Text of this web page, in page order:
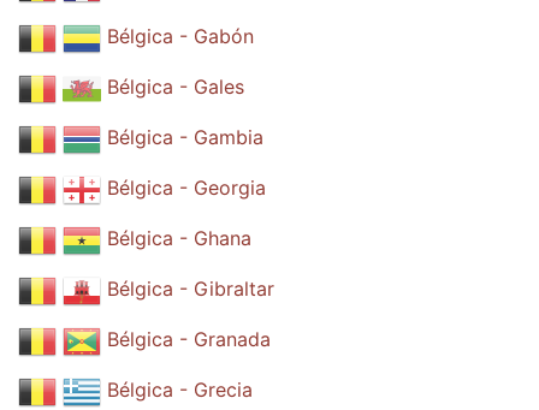
Bélgica - Gabón
Bélgica - Gales
Bélgica - Gambia
Bélgica - Georgia
Bélgica - Ghana
Bélgica - Gibraltar
Bélgica - Granada
Bélgica - Grecia